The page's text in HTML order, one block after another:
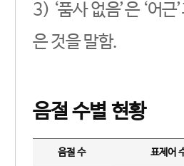
3) ‘품사 없음’은 ‘어
은 것을 말함.
음절 수별 현황
음절 수 표제어